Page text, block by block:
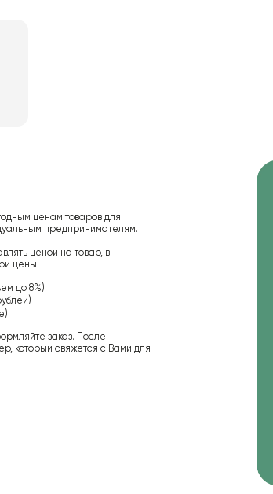
ценам товаров для
предпринимателям.
ценой на товар, в
цены:
до 8%)
заказ. После
который свяжется с Вами для